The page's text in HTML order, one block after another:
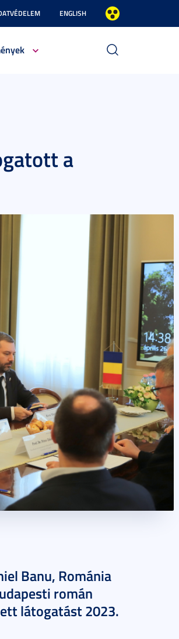
ENGLISH
a
Banu, Románia
román
látogatást 2023.